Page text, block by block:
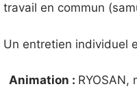
travail en commun
Un entretien individuel
Animation : RYOSAN,